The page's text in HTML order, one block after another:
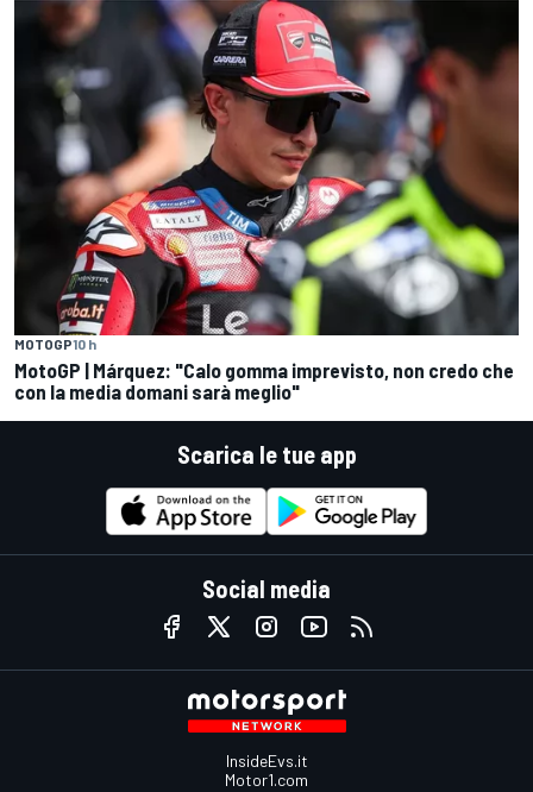
MOTOGP10 h
MotoGP | Márquez: "Calo gomma imprevisto, non credo che
con la media domani sarà meglio"
Scarica le tue app
Social media
InsideEvs.it
Motor1.com